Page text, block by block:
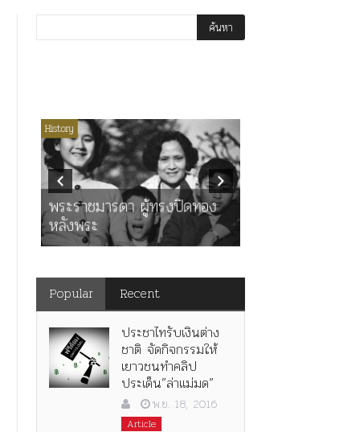
History
พระราชมารดา ผู้ทรงปิดทอง
หลังพระ
Popular Recent
ประชาไทรับเงินต่าง
ชาติ จัดกิจกรรมให้
เยาวชนทำคลิป
ประเด็น”ล่าแม่มด”
พ.ย. 18, 2016
Article